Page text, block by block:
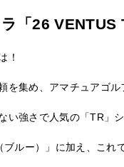
「26
！
を集め、アマチュアゴ
い強さで人気の「TR」
ルー）」に加え、これ